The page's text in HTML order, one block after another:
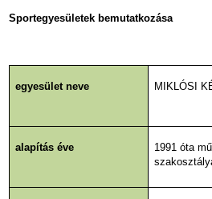
Sportegyesületek bemutatkozása
egyesület neve MIKLÓSI
alapítás éve
1991 óta